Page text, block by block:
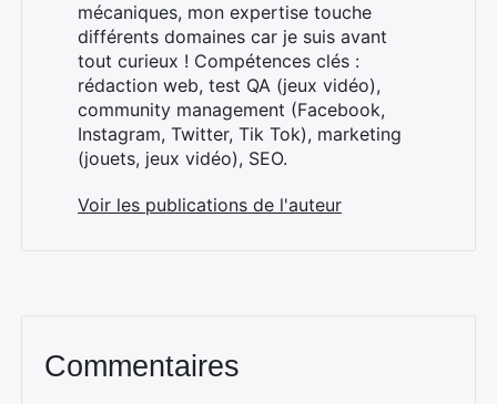
mécaniques, mon expertise touche
différents domaines car je suis avant
tout curieux ! Compétences clés :
rédaction web, test QA (jeux vidéo),
community management (Facebook,
Instagram, Twitter, Tik Tok), marketing
(jouets, jeux vidéo), SEO.
Voir les publications de l'auteur
Commentaires